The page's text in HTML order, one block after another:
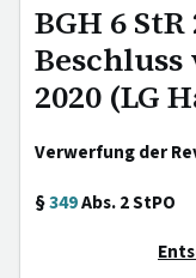
BGH 6 StR
2020 (LG
Verwerfung der
§349Abs. 2 StPO